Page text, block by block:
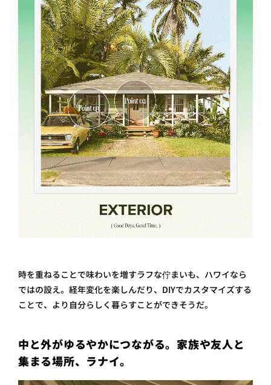
時を重ねることで味わいを増すラフな佇まいも、ハワイなら
ではの設え。経年変化を楽しんだり、DIYでカスタマイズする
ことで、より自分らしく暮らすことができそうだ。
中と外がゆるやかにつながる。家族や友人と
集まる場所、ラナイ。